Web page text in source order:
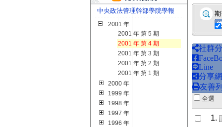
中央政法管理幹部學院學報
2001 年
2001 年 第 5 期
2001 年 第 4 期
2001 年 第 3 期
2001 年 第 2 期
2001 年 第 1 期
2000 年
1999 年
1998 年
1997 年
1996 年
社群
Line
分享
友善
全選
1.